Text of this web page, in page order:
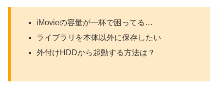
iMovieの容量が一杯で困ってる…
ライブラリを本体以外に保存したい
外付けHDDから起動する方法は？